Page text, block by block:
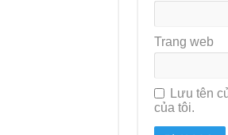
Trang web
Lưu tên
của tôi.